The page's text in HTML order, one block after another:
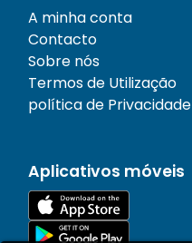
A minha conta
Contacto
Sobre nós
Termos de Utilização
política de Privacidade
Aplicativos móveis